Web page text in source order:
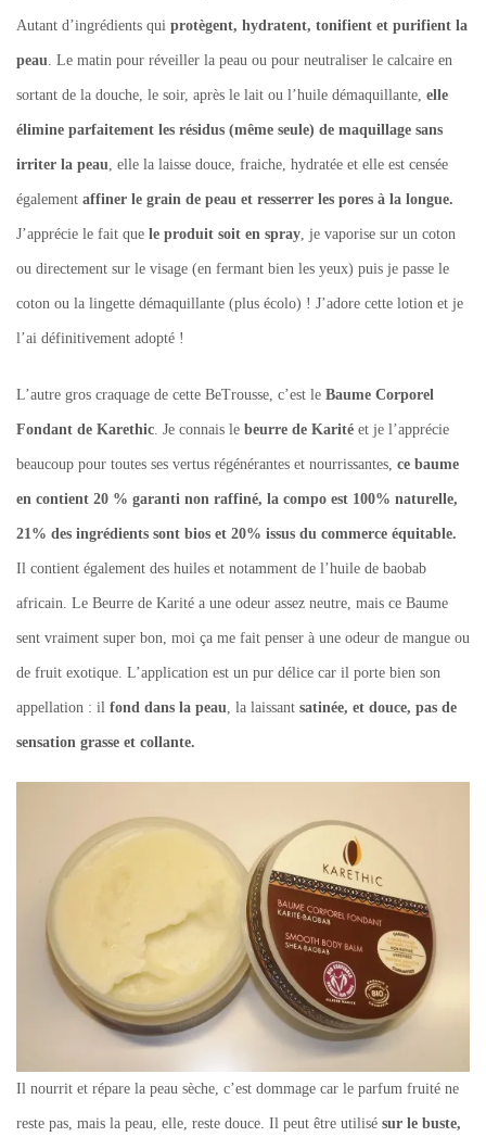
Autant d’ingrédients qui protègent, hydratent, tonifient et purifient la
peau . Le matin pour réveiller la peau ou pour neutraliser le calcaire en
sortant de la douche, le soir, après le lait ou l’huile démaquillante, elle
élimine parfaitement les résidus (même seule) de maquillage sans
irriter la peau , elle la laisse douce, fraiche, hydratée et elle est censée
également affiner le grain de peau et resserrer les pores à la longue.
J’apprécie le fait que le produit soit en spray , je vaporise sur un coton
ou directement sur le visage (en fermant bien les yeux) puis je passe le
coton ou la lingette démaquillante (plus écolo) ! J’adore cette lotion et je
l’ai définitivement adopté !
L’autre gros craquage de cette BeTrousse, c’est le Baume Corporel
Fondant de Karethic . Je connais le beurre de Karité et je l’apprécie
beaucoup pour toutes ses vertus régénérantes et nourrissantes, ce baume
en contient 20 % garanti non raffiné, la compo est 100% naturelle,
21% des ingrédients sont bios et 20% issus du commerce équitable.
Il contient également des huiles et notamment de l’huile de baobab
africain. Le Beurre de Karité a une odeur assez neutre, mais ce Baume
sent vraiment super bon, moi ça me fait penser à une odeur de mangue ou
de fruit exotique. L’application est un pur délice car il porte bien son
appellation : il fond dans la peau , la laissant satinée, et douce, pas de
sensation grasse et collante.
Il nourrit et répare la peau sèche, c’est dommage car le parfum fruité ne
reste pas, mais la peau, elle, reste douce. Il peut être utilisé sur le buste,